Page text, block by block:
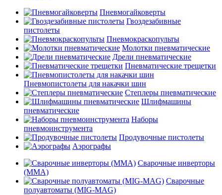
Пневмогайковерты
Гвоздезабивные
пистолеты
Пневмокраскопульты
Молотки пневматические
Дрели пневматические
Пневматические трещетки
Пневмопистолеты для накачки шин
Степлеры пневматические
Шлифмашины
пневматические
Наборы
пневмоинструмента
Продувочные пистолеты
Аэрографы
Сварочные инверторы
(MMA)
Сварочные
полуавтоматы (MIG-MAG)